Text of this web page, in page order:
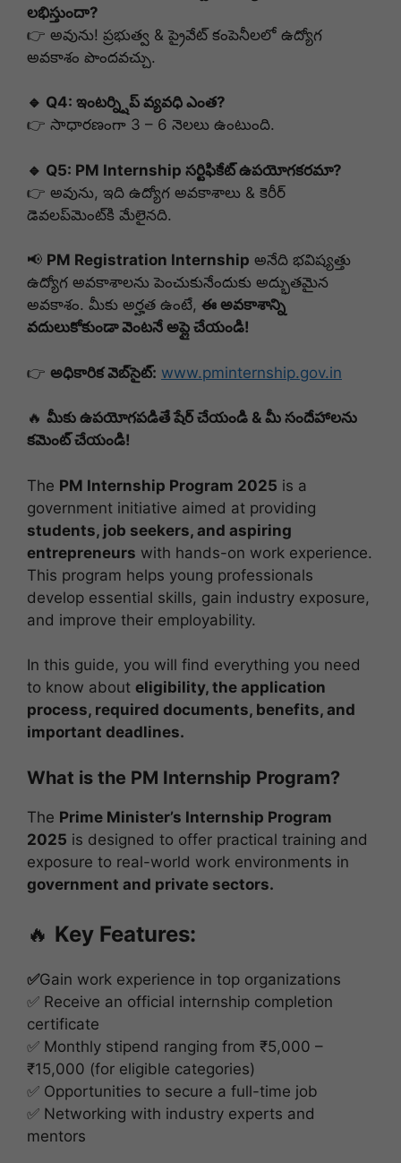
లభిస్తుందా?
👉 అవును! ప్రభుత్వ & ప్రైవేట్ కంపెనీలలో ఉద్యోగ
అవకాశం పొందవచ్చు.
🔹 Q4: ఇంటర్న్షిప్ వ్యవధి ఎంత?
👉 సాధారణంగా 3 – 6 నెలలు ఉంటుంది.
🔹 Q5: PM Internship సర్టిఫికేట్ ఉపయోగకరమా?
👉 అవును, ఇది ఉద్యోగ అవకాశాలు & కెరీర్
డెవలప్‌మెంట్‌కి మేలైనది.
📢 PM Registration Internship అనేది భవిష్యత్తు
ఉద్యోగ అవకాశాలను పెంచుకునేందుకు అద్భుతమైన
అవకాశం. మీకు అర్హత ఉంటే, ఈ అవకాశాన్ని
వదులుకోకుండా వెంటనే అప్లై చేయండి!
👉 అధికారిక వెబ్‌సైట్: www.pminternship.gov.in
🔥 మీకు ఉపయోగపడితే షేర్ చేయండి & మీ సందేహాలను
కమెంట్ చేయండి!
The PM Internship Program 2025 is a
government initiative aimed at providing
students, job seekers, and aspiring
entrepreneurs with hands-on work experience.
This program helps young professionals
develop essential skills, gain industry exposure,
and improve their employability.
In this guide, you will find everything you need
to know about eligibility, the application
process, required documents, benefits, and
important deadlines.
What is the PM Internship Program?
The Prime Minister’s Internship Program
2025 is designed to offer practical training and
exposure to real-world work environments in
government and private sectors.
🔥 Key Features:
✅Gain work experience in top organizations
✅ Receive an official internship completion
certificate
✅ Monthly stipend ranging from ₹5,000 –
₹15,000 (for eligible categories)
✅ Opportunities to secure a full-time job
✅ Networking with industry experts and
mentors